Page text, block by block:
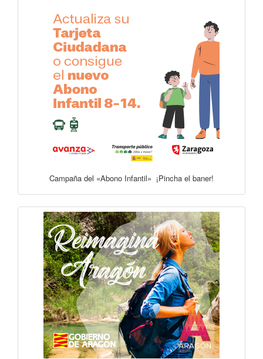
Campaña del «Abono Infantil» ¡Pincha el baner!